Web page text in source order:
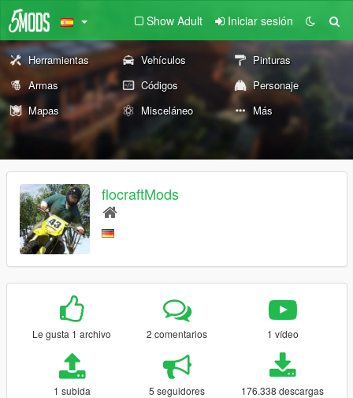
Show Adult Iniciar sesión
Herramientas Vehículos
Pinturas
Armas
Códigos
Personaje
Mapas
Misceláneo Más
flocraftMods
Le gusta 1 archivo 2 comentarios 1 vídeo
1 subida 5 seguidores 176.338 descargas